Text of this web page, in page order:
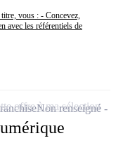
vous : - Concevez,
avec les référentiels de
Non renseigné
offre à ma sélection